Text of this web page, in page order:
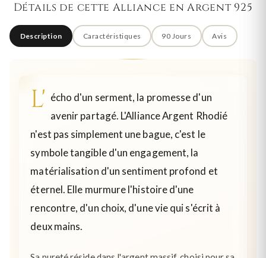
Détails de cette Alliance en Argent 925
Description Caractéristiques 90 Jours Avis
L' écho d'un serment, la promesse d'un
avenir partagé. L'Alliance Argent Rhodié
n'est pas simplement une bague, c'est le
symbole tangible d'un engagement, la
matérialisation d'un sentiment profond et
éternel. Elle murmure l'histoire d'une
rencontre, d'un choix, d'une vie qui s'écrit à
deux mains.